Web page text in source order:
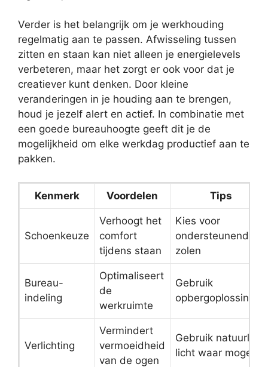
Verder is het belangrijk om je werkhouding
regelmatig aan te passen. Afwisseling tussen
zitten en staan kan niet alleen je energielevels
verbeteren, maar het zorgt er ook voor dat je
creatiever kunt denken. Door kleine
veranderingen in je houding aan te brengen,
houd je jezelf alert en actief. In combinatie met
een goede bureauhoogte geeft dit je de
mogelijkheid om elke werkdag productief aan te
pakken.
Kenmerk Voordelen Tips
Schoenkeuze
Verhoogt het
comfort
tijdens staan
Kies voor
ondersteunende
zolen
Bureau-
indeling
Optimaliseert
de
werkruimte
Gebruik
opbergoplossingen
Verlichting
Vermindert
vermoeidheid
van de ogen
Gebruik natuurlijk
licht waar mogelijk